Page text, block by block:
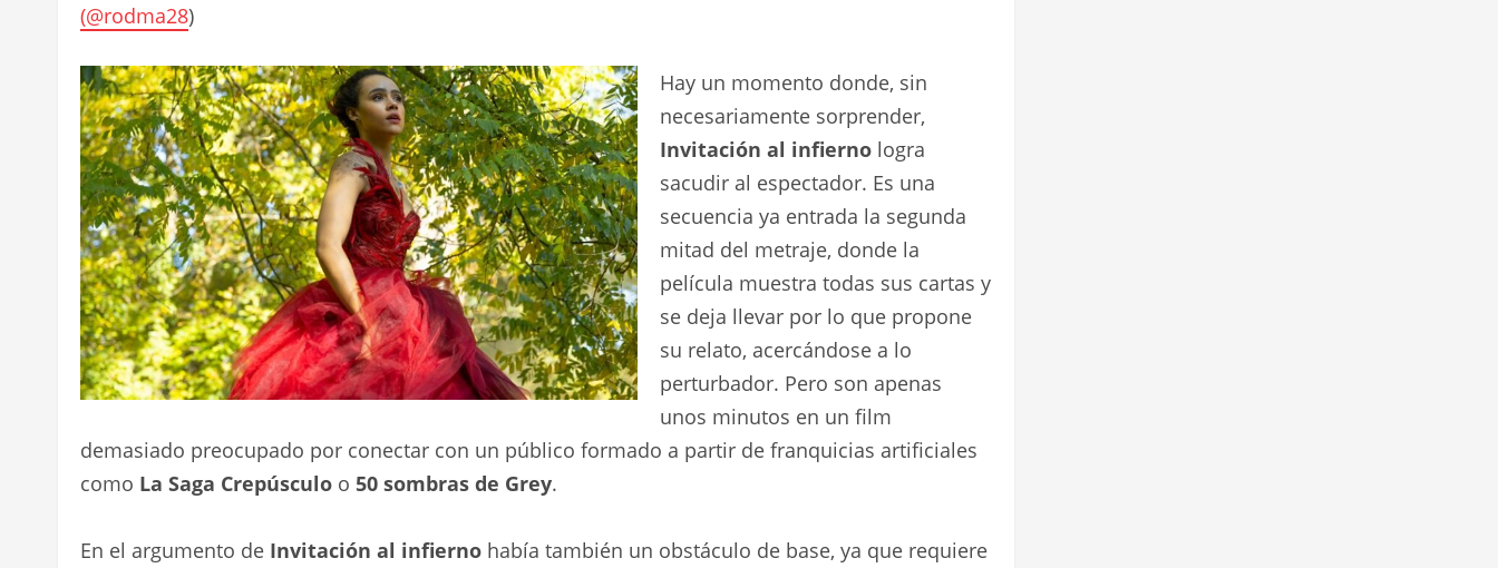
(@rodma28)
Hay un momento donde, sin
necesariamente sorprender,
Invitación al infierno logra
sacudir al espectador. Es una
secuencia ya entrada la segunda
mitad del metraje, donde la
película muestra todas sus cartas y
se deja llevar por lo que propone
su relato, acercándose a lo
perturbador. Pero son apenas
unos minutos en un film
demasiado preocupado por conectar con un público formado a partir de franquicias artificiales
como La Saga Crepúsculo o 50 sombras de Grey.
En el argumento de Invitación al infierno había también un obstáculo de base, ya que requiere